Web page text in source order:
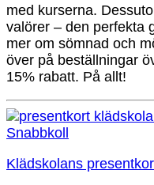
med kurserna.
valörer – den perfekta
mer om sömnad och
över på beställningar
15% rabatt. På allt!
Snabbkoll
Klädskolans